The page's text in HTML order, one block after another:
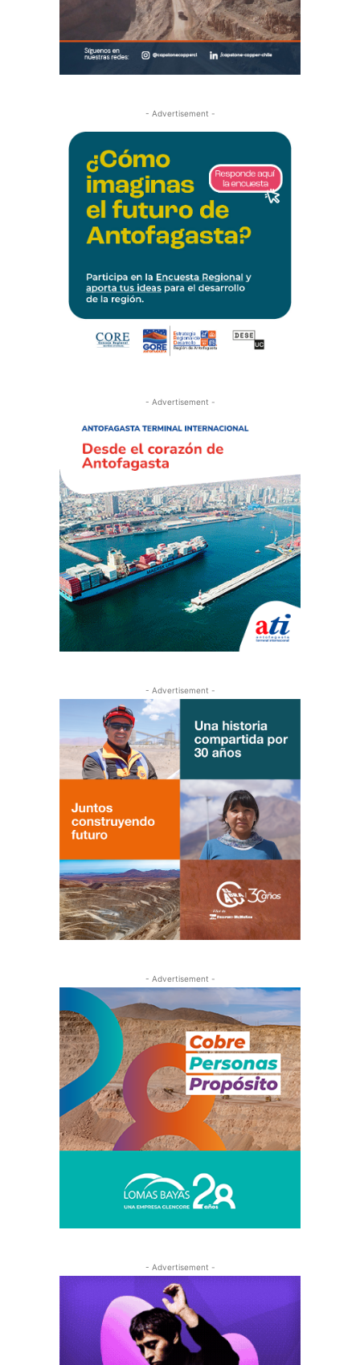
- Advertisement -
- Advertisement -
- Advertisement -
- Advertisement -
- Advertisement -